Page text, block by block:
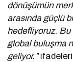
dönüşümün
arasında güçlü
hedefliyoruz.
global buluşma
geliyor.”